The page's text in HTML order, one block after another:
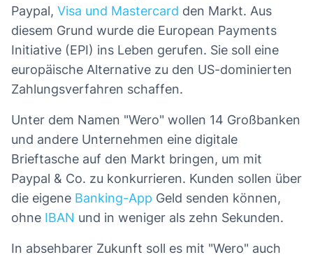
Paypal, Visa und Mastercard den Markt. Aus
diesem Grund wurde die European Payments
Initiative (EPI) ins Leben gerufen. Sie soll eine
europäische Alternative zu den US-dominierten
Zahlungsverfahren schaffen.
Unter dem Namen "Wero" wollen 14 Großbanken
und andere Unternehmen eine digitale
Brieftasche auf den Markt bringen, um mit
Paypal & Co. zu konkurrieren. Kunden sollen über
die eigene Banking-App Geld senden können,
ohne IBAN und in weniger als zehn Sekunden.
In absehbarer Zukunft soll es mit "Wero" auch